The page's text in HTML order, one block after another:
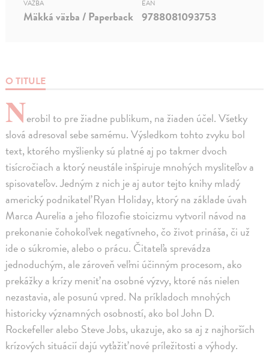
O TITULE
Nerobil to pre žiadne publikum, na žiaden účel. Všetky
slová adresoval sebe samému. Výsledkom tohto zvyku bol
text, ktorého myšlienky sú platné aj po takmer dvoch
tisícročiach a ktorý neustále inšpiruje mnohých mysliteľov a
spisovateľov. Jedným z nich je aj autor tejto knihy mladý
americký podnikateľ Ryan Holiday, ktorý na základe úvah
Marca Aurelia a jeho filozofie stoicizmu vytvoril návod na
prekonanie čohokoľvek negatívneho, čo život prináša, či už
ide o súkromie, alebo o prácu. Čitateľa sprevádza
jednoduchým, ale zároveň veľmi účinným procesom, ako
prekážky a krízy meniť na osobné výzvy, ktoré nás nielen
nezastavia, ale posunú vpred. Na príkladoch mnohých
historicky významných osobností, ako bol John D.
Rockefeller alebo Steve Jobs, ukazuje, ako sa aj z najhorších
krízových situácií dajú vyťažiť nové príležitosti a výhody.
VÄZBA
Mäkká väzba / Paperback
EAN
9788081093753